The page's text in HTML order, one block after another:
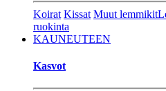
Koirat Kissat Muut lemmikit
ruokinta
KAUNEUTEEN
Kasvot